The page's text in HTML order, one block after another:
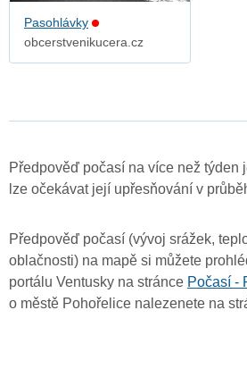
Pasohlávky
obcerstvenikucera.cz
Předpověď počasí na více než týden
lze očekávat její upřesňování v
Předpověď počasí (vývoj srážek,
oblačnosti) na mapě si můžete
portálu Ventusky na stránce Počasí -
o městě Pohořelice nalezenete na